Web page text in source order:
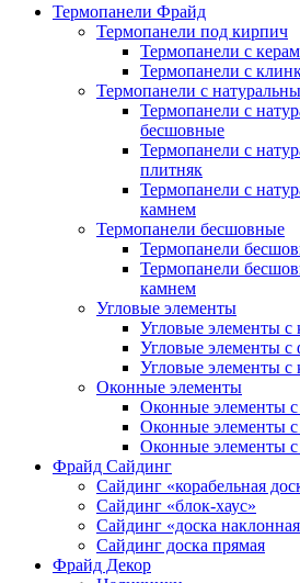
Термопанели Фрайд
Термопанели под кирпич
Термопанели с
Термопанели с
Термопанели с
Термопанели с
бесшовные
Термопанели с
плитняк
Термопанели с
камнем
Термопанели бесшовные
Термопанели
Термопанели
камнем
Угловые элементы
Угловые элементы с
Угловые элементы с
Угловые элементы с
Оконные элементы
Оконные элементы
Оконные элементы
Оконные элементы
Фрайд Сайдинг
Сайдинг «корабельная
Сайдинг «блок-хаус»
Сайдинг «доска
Сайдинг доска прямая
Фрайд Декор